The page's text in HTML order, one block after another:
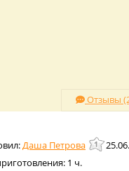
Отзывы
Даша Петрова
1 ч.